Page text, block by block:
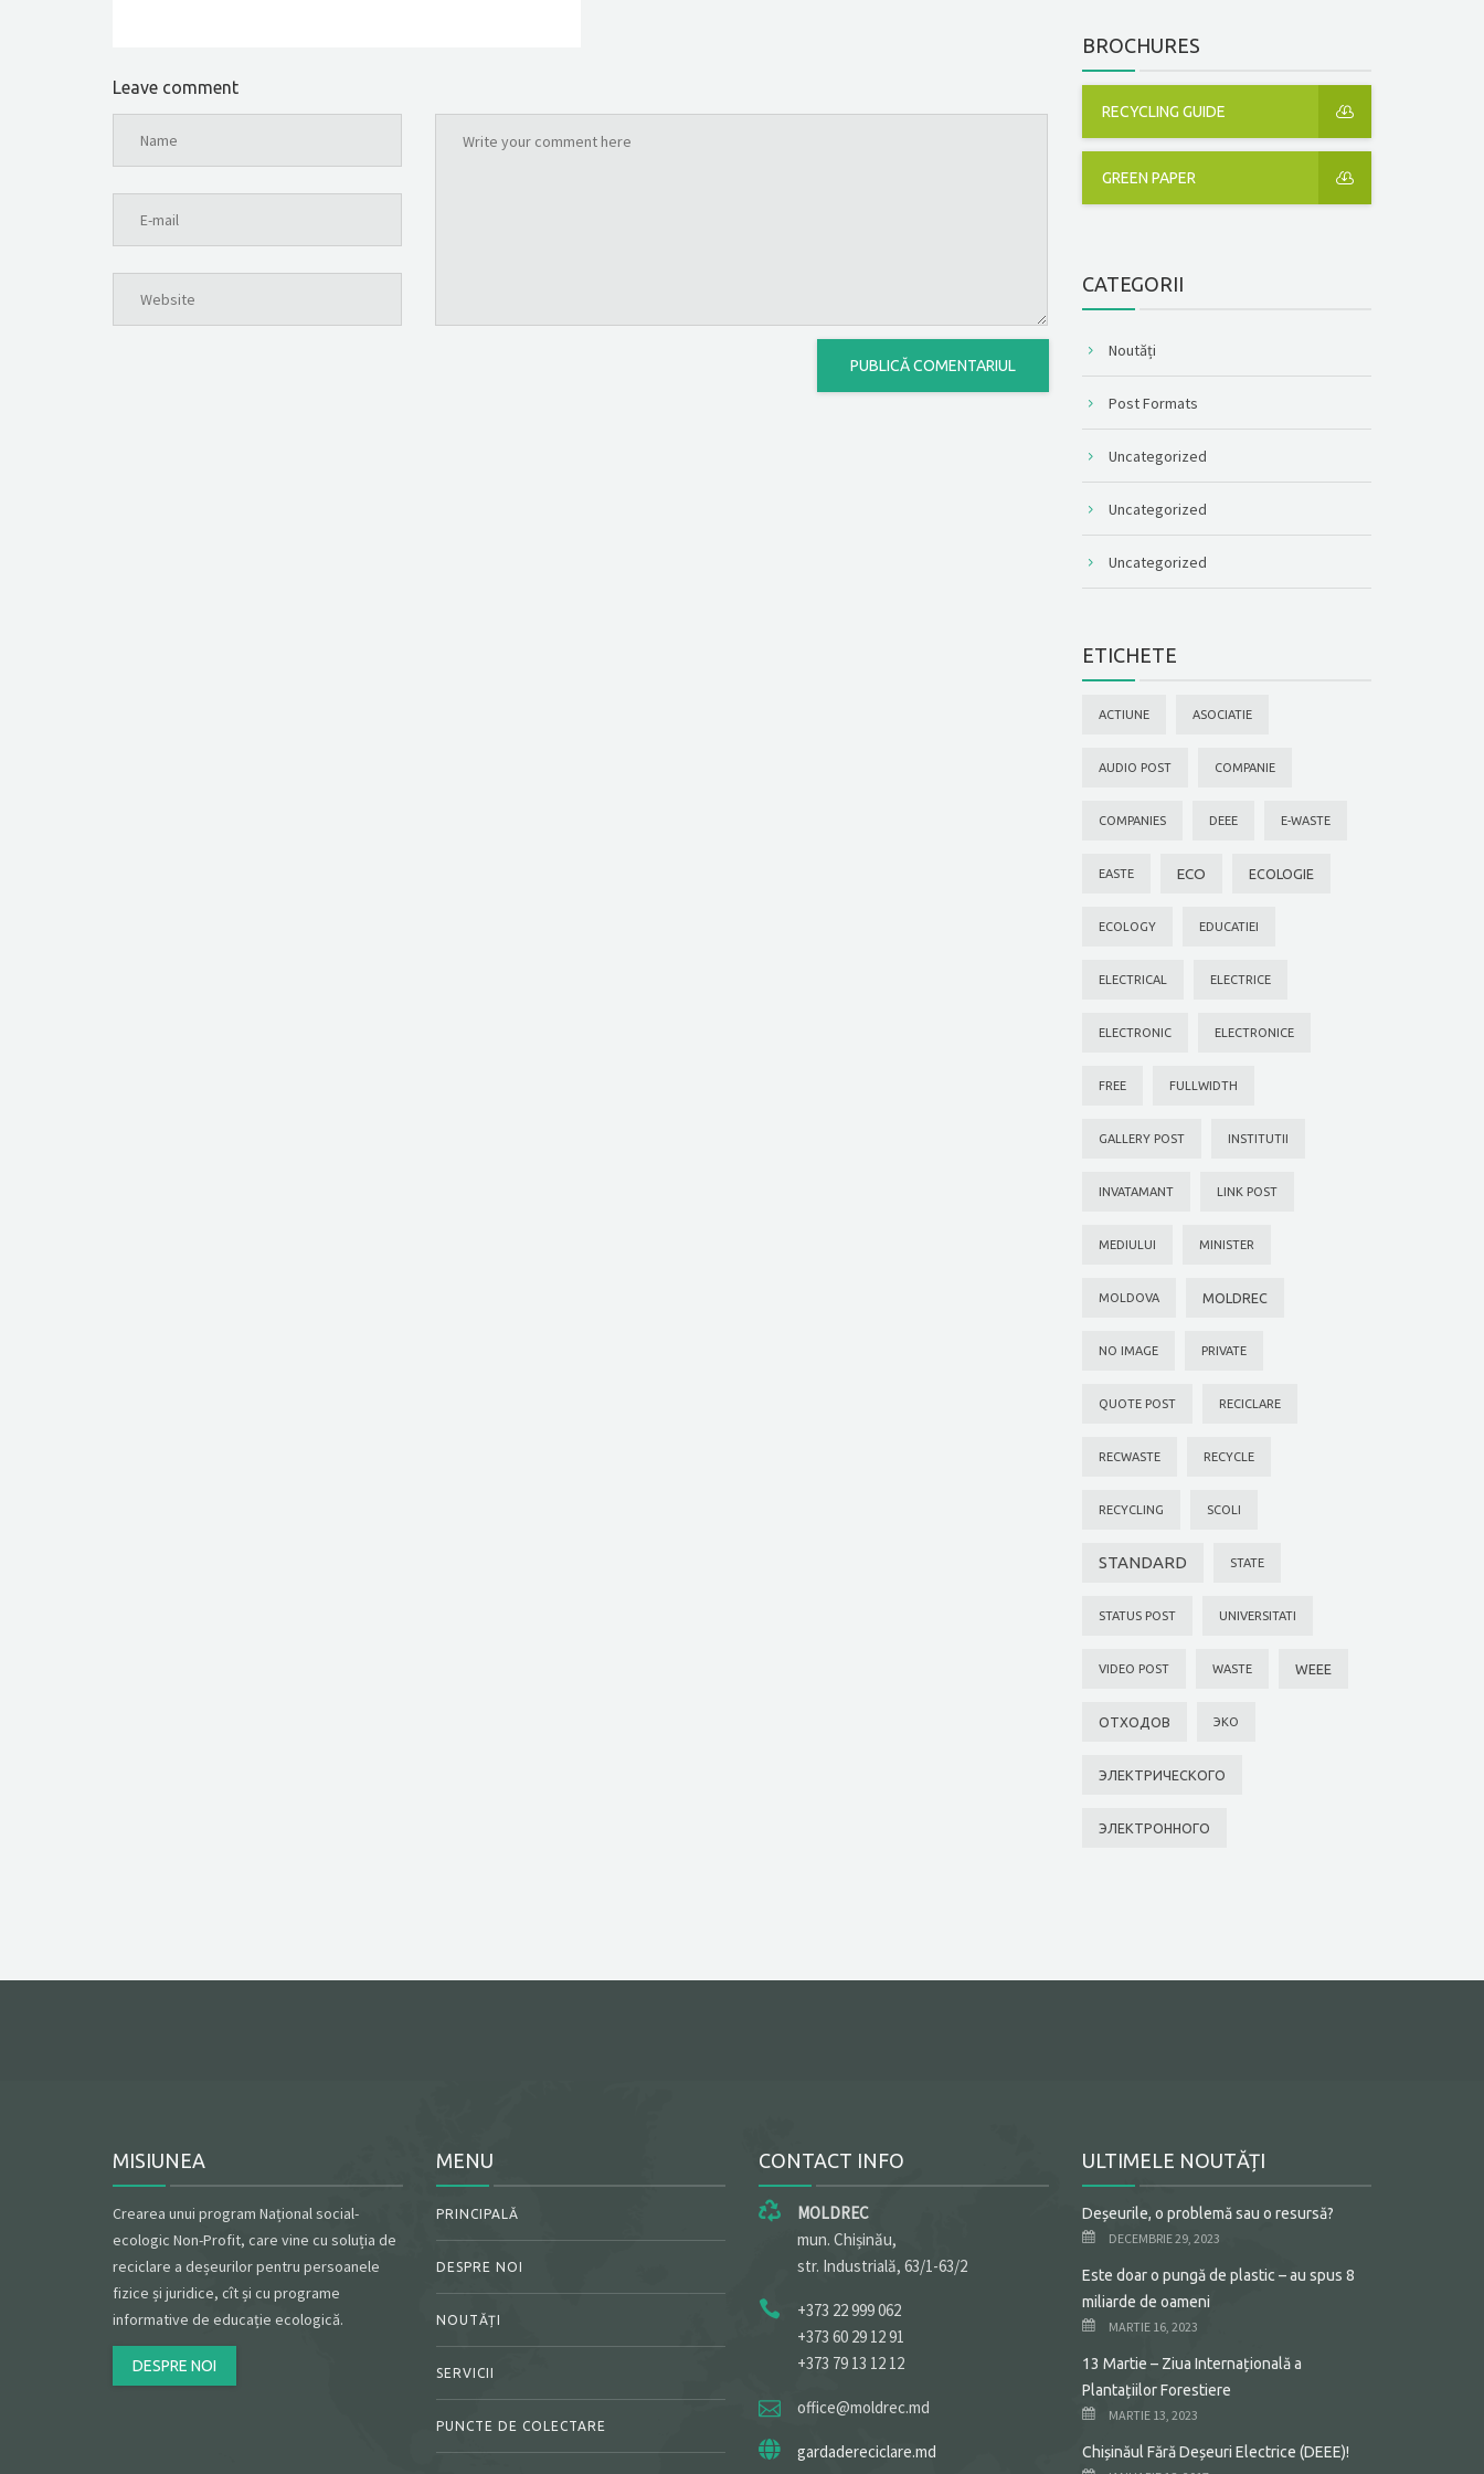
Leave comment
BROCHURES
RECYCLING GUIDE
GREEN PAPER
CATEGORII
Noutăți
Post Formats
Uncategorized
Uncategorized
Uncategorized
ETICHETE
ACTIUNE ASOCIATIE
AUDIO POST COMPANIE
COMPANIES DEEE E-WASTE
EASTE ECO ECOLOGIE
ECOLOGY EDUCATIEI
ELECTRICAL ELECTRICE
ELECTRONIC ELECTRONICE
FREE FULLWIDTH
GALLERY POST INSTITUTII
INVATAMANT LINK POST
MEDIULUI MINISTER
MOLDOVA MOLDREC
NO IMAGE PRIVATE
QUOTE POST RECICLARE
RECWASTE RECYCLE
RECYCLING SCOLI
STANDARD STATE
STATUS POST UNIVERSITATI
VIDEO POST WASTE WEEE
ОТХОДОВ ЭКО
ЭЛЕКТРИЧЕСКОГО
ЭЛЕКТРОННОГО
MISIUNEA
Crearea unui program Național social-
ecologic Non-Profit, care vine cu soluția de
reciclare a deșeurilor pentru persoanele
fizice și juridice, cît și cu programe
informative de educație ecologică.
DESPRE NOI
MENU
PRINCIPALĂ
DESPRE NOI
NOUTĂȚI
SERVICII
PUNCTE DE COLECTARE
CONTACT INFO
MOLDREC
mun. Chișinău,
str. Industrială, 63/1-63/2
+373 22 999 062
+373 60 29 12 91
+373 79 13 12 12
office@moldrec.md
gardadereciclare.md
ULTIMELE NOUTĂȚI
Deșeurile, o problemă sau o resursă?
DECEMBRIE 29, 2023
Este doar o pungă de plastic – au spus 8
miliarde de oameni
MARTIE 16, 2023
13 Martie – Ziua Internațională a
Plantațiilor Forestiere
MARTIE 13, 2023
Chișinăul Fără Deșeuri Electrice (DEEE)!